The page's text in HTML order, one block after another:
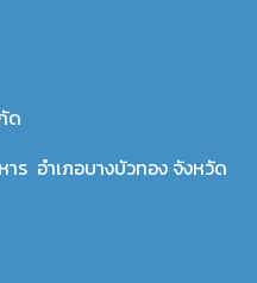
ด
ร อำเภอบางบัวทอง จังหวัด